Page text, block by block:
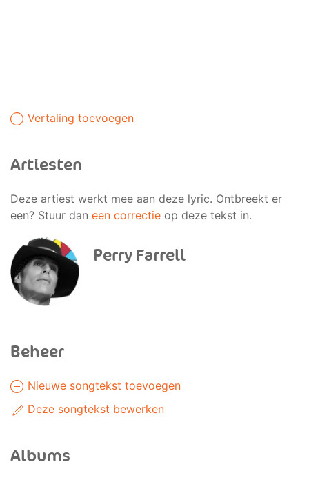
Vertaling toevoegen
Artiesten
Deze artiest werkt mee aan deze lyric. Ontbreekt er
een? Stuur dan een correctie op deze tekst in.
Perry Farrell
Beheer
Nieuwe songtekst toevoegen
Deze songtekst bewerken
Albums